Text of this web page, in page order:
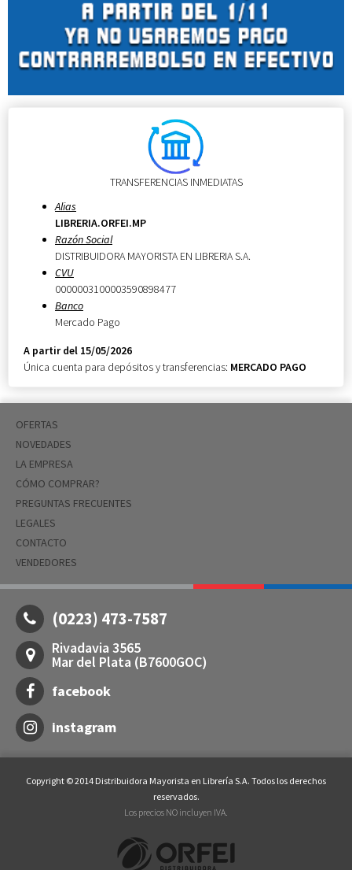
TRANSFERENCIAS INMEDIATAS
Alias
LIBRERIA.ORFEI.MP
Razón Social
DISTRIBUIDORA MAYORISTA EN LIBRERIA S.A.
CVU
0000003100003590898477
Banco
Mercado Pago
A partir del 15/05/2026
Única cuenta para depósitos y transferencias: MERCADO PAGO
OFERTAS
NOVEDADES
LA EMPRESA
CÓMO COMPRAR?
PREGUNTAS FRECUENTES
LEGALES
CONTACTO
VENDEDORES
(0223) 473-7587
Rivadavia 3565
Mar del Plata (B7600GOC)
facebook
instagram
Copyright © 2014 Distribuidora Mayorista en Librería S.A. Todos los derechos
reservados.
Los precios NO incluyen IVA.